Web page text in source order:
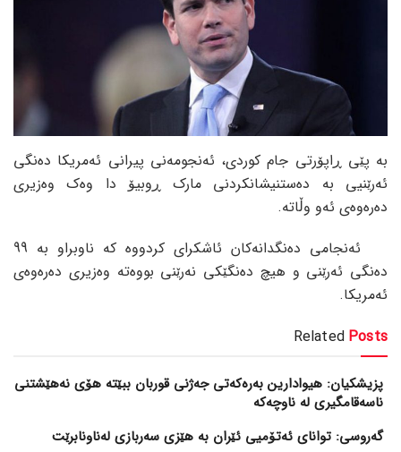
بە پێی ڕاپۆرتی جام کوردی، ئەنجومەنی پیرانی ئەمریکا دەنگی
ئەرێنیی بە دەستنیشانکردنی مارک ڕوبیۆ دا وەک وەزیری
دەرەوەی ئەو وڵاتە.
ئەنجامی دەنگدانەکان ئاشکرای کردووە کە ناوبراو بە 99
دەنگی ئەرێنی و هیچ دەنگێکی نەرێنی بووەتە وەزیری دەرەوەی
ئەمریکا.
Related Posts
پزیشکیان: هیوادارین بەرەکەتی جەژنی قوربان ببێتە هۆی نەهێشتنی
ناسەقامگیری لە ناوچەکە
گەروسی: توانای ئەتۆمیی ئێران بە هێزی سەربازی لەناونابرێت